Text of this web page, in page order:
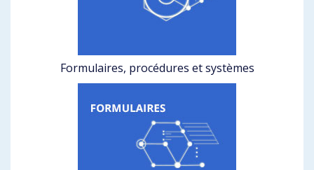
Formulaires, procédures et systèmes